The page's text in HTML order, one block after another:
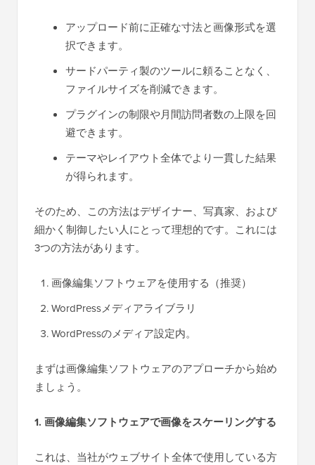
アップロード前に正確な寸法と画像形式を選
択できます。
サードパーティ製のツールに頼ることなく、
ファイルサイズを削減できます。
プラグインの制限や月間訪問者数の上限を回
避できます。
テーマやレイアウト全体でより一貫した結果
が得られます。
そのため、この方法はデザイナー、写真家、および
細かく制御したい人にとって理想的です。これには
3つの方法があります。
画像編集ソフトウェアを使用する（推奨）
WordPressメディアライブラリ
WordPressのメディア設定内。
まずは画像編集ソフトウェアのアプローチから始め
ましょう。
1. 画像編集ソフトウェアで画像をスケーリングする
これは、当社がウェブサイト全体で使用している方